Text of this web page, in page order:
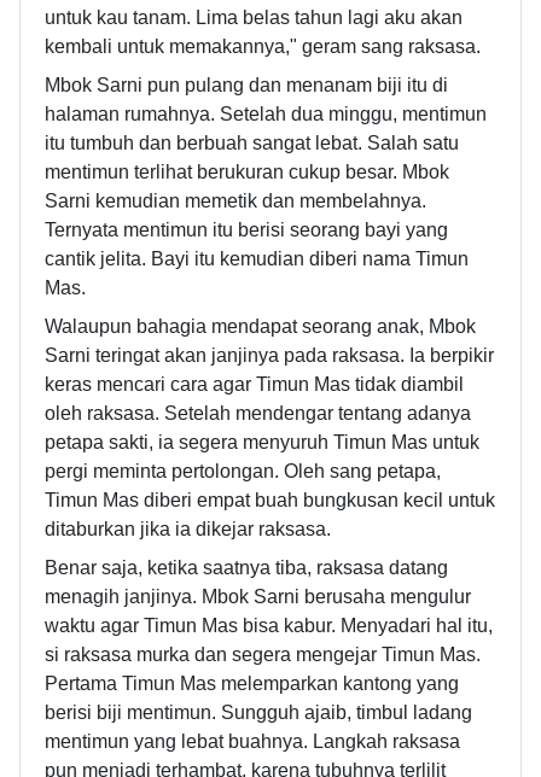
untuk kau tanam. Lima belas tahun lagi aku akan
kembali untuk memakannya," geram sang raksasa.
Mbok Sarni pun pulang dan menanam biji itu di
halaman rumahnya. Setelah dua minggu, mentimun
itu tumbuh dan berbuah sangat lebat. Salah satu
mentimun terlihat berukuran cukup besar. Mbok
Sarni kemudian memetik dan membelahnya.
Ternyata mentimun itu berisi seorang bayi yang
cantik jelita. Bayi itu kemudian diberi nama Timun
Mas.
Walaupun bahagia mendapat seorang anak, Mbok
Sarni teringat akan janjinya pada raksasa. Ia berpikir
keras mencari cara agar Timun Mas tidak diambil
oleh raksasa. Setelah mendengar tentang adanya
petapa sakti, ia segera menyuruh Timun Mas untuk
pergi meminta pertolongan. Oleh sang petapa,
Timun Mas diberi empat buah bungkusan kecil untuk
ditaburkan jika ia dikejar raksasa.
Benar saja, ketika saatnya tiba, raksasa datang
menagih janjinya. Mbok Sarni berusaha mengulur
waktu agar Timun Mas bisa kabur. Menyadari hal itu,
si raksasa murka dan segera mengejar Timun Mas.
Pertama Timun Mas melemparkan kantong yang
berisi biji mentimun. Sungguh ajaib, timbul ladang
mentimun yang lebat buahnya. Langkah raksasa
pun menjadi terhambat, karena tubuhnya terlilit